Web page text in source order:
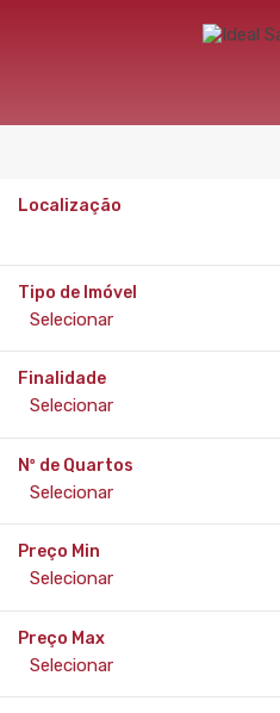
Localização
Tipo de Imóvel
Finalidade
Nº de Quartos
Preço Min
Preço Max